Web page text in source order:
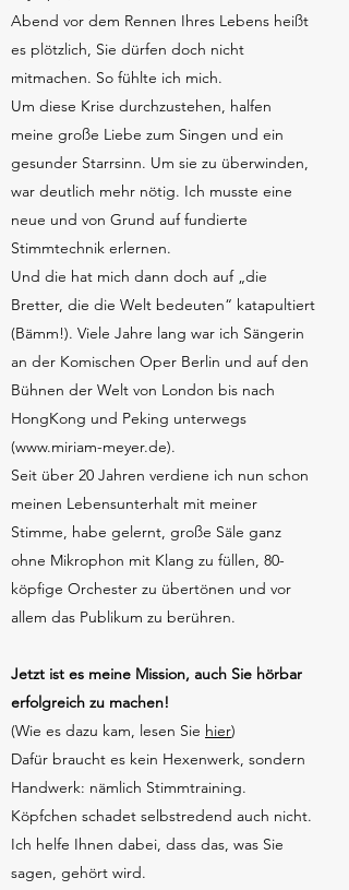
Abend vor dem Rennen Ihres Lebens heißt
es plötzlich, Sie dürfen doch nicht
mitmachen. So fühlte ich mich.
Um diese Krise durchzustehen, halfen
meine große Liebe zum Singen und ein
gesunder Starrsinn. Um sie zu überwinden,
war deutlich mehr nötig. Ich musste eine
neue und von Grund auf fundierte
Stimmtechnik erlernen.
Und die hat mich dann doch auf „die
Bretter, die die Welt bedeuten“ katapultiert
(Bämm!). Viele Jahre lang war ich Sängerin
an der Komischen Oper Berlin und auf den
Bühnen der Welt von London bis nach
HongKong und Peking unterwegs
(www.miriam-meyer.de).
Seit über 20 Jahren verdiene ich nun schon
meinen Lebensunterhalt mit meiner
Stimme, habe gelernt, große Säle ganz
ohne Mikrophon mit Klang zu füllen, 80-
köpfige Orchester zu übertönen und vor
allem das Publikum zu berühren.
Jetzt ist es meine Mission, auch Sie hörbar
erfolgreich zu machen!
(Wie es dazu kam, lesen Sie hier)
Dafür braucht es kein Hexenwerk, sondern
Handwerk: nämlich Stimmtraining.
Köpfchen schadet selbstredend auch nicht.
Ich helfe Ihnen dabei, dass das, was Sie
sagen, gehört wird.